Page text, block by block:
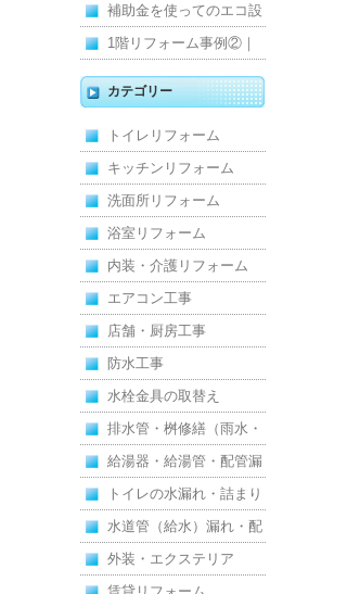
維持｜施工事例
みを解消！賃貸マンショ
ン防水工事
補助金を使ってのエコ設
備住宅リフォーム
1階リフォーム事例②｜
キッチン・床・収納を一
新し、扉新設で動線を整
えた全面改修
カテゴリー
トイレリフォーム
キッチンリフォーム
洗面所リフォーム
浴室リフォーム
内装・介護リフォーム
エアコン工事
店舗・厨房工事
防水工事
水栓金具の取替え
排水管・桝修繕（雨水・
汚水）
給湯器・給湯管・配管漏
れ
トイレの水漏れ・詰まり
水道管（給水）漏れ・配
管
外装・エクステリア